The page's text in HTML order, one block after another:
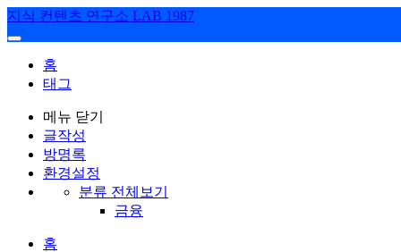
지식 컨텐츠 연구소 LAB 1987
홈
태그
메뉴 닫기
글작성
방명록
환경설정
분류 전체보기
금융
홈